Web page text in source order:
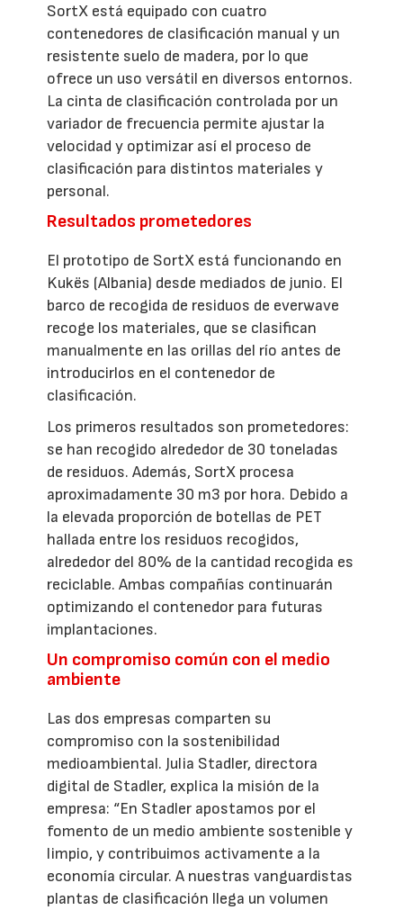
SortX está equipado con cuatro
contenedores de clasificación manual y un
resistente suelo de madera, por lo que
ofrece un uso versátil en diversos entornos.
La cinta de clasificación controlada por un
variador de frecuencia permite ajustar la
velocidad y optimizar así el proceso de
clasificación para distintos materiales y
personal.
Resultados prometedores
El prototipo de SortX está funcionando en
Kukës (Albania) desde mediados de junio. El
barco de recogida de residuos de everwave
recoge los materiales, que se clasifican
manualmente en las orillas del río antes de
introducirlos en el contenedor de
clasificación.
Los primeros resultados son prometedores:
se han recogido alrededor de 30 toneladas
de residuos. Además, SortX procesa
aproximadamente 30 m3 por hora. Debido a
la elevada proporción de botellas de PET
hallada entre los residuos recogidos,
alrededor del 80% de la cantidad recogida es
reciclable. Ambas compañías continuarán
optimizando el contenedor para futuras
implantaciones.
Un compromiso común con el medio
ambiente
Las dos empresas comparten su
compromiso con la sostenibilidad
medioambiental. Julia Stadler, directora
digital de Stadler, explica la misión de la
empresa: “En Stadler apostamos por el
fomento de un medio ambiente sostenible y
limpio, y contribuimos activamente a la
economía circular. A nuestras vanguardistas
plantas de clasificación llega un volumen